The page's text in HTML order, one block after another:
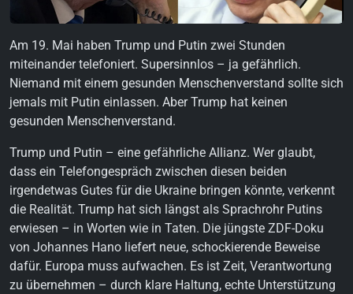
Am 19. Mai haben Trump und Putin zwei Stunden
miteinander telefoniert. Supersinnlos – ja gefährlich.
Niemand mit einem gesunden Menschenverstand sollte sich
jemals mit Putin einlassen. Aber Trump hat keinen
gesunden Menschenverstand.
Trump und Putin – eine gefährliche Allianz. Wer glaubt,
dass ein Telefongespräch zwischen diesen beiden
irgendetwas Gutes für die Ukraine bringen könnte, verkennt
die Realität. Trump hat sich längst als Sprachrohr Putins
erwiesen – in Worten wie in Taten. Die jüngste ZDF-Doku
von Johannes Hano liefert neue, schockierende Beweise
dafür. Europa muss aufwachen. Es ist Zeit, Verantwortung
zu übernehmen – durch klare Haltung, echte Unterstützung